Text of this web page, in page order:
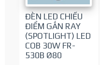
ĐÈN LED CHIẾU
ĐIỂM GẮN RAY
(SPOTLIGHT) LED
COB 30W FR-
530B Ø80